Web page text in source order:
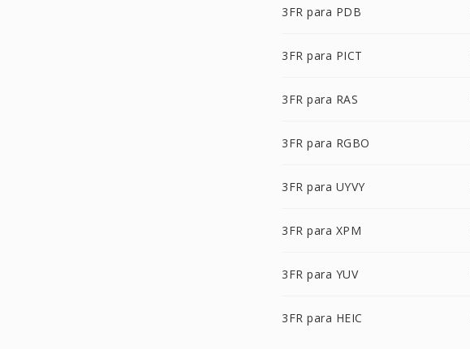
3FR para PDB
3FR para PICT
3FR para RAS
3FR para RGBO
3FR para UYVY
3FR para XPM
3FR para YUV
3FR para HEIC